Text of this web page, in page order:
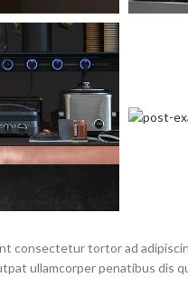
consectetur tortor ad
ullamcorper penatibus dis